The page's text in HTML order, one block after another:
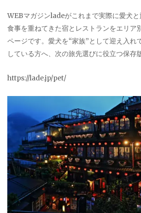
WEBマガジンladeがこれまで実際に愛犬と
食事を重ねてきた宿とレストランをエリア
ページです。愛犬を“家族”として迎え入れ
している方へ、次の旅先選びに役立つ保存
https://lade.jp/pet/